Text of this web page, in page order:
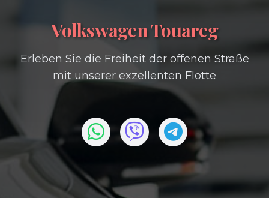
Volkswagen Touareg
Erleben Sie die Freiheit der offenen Straße
mit unserer exzellenten Flotte